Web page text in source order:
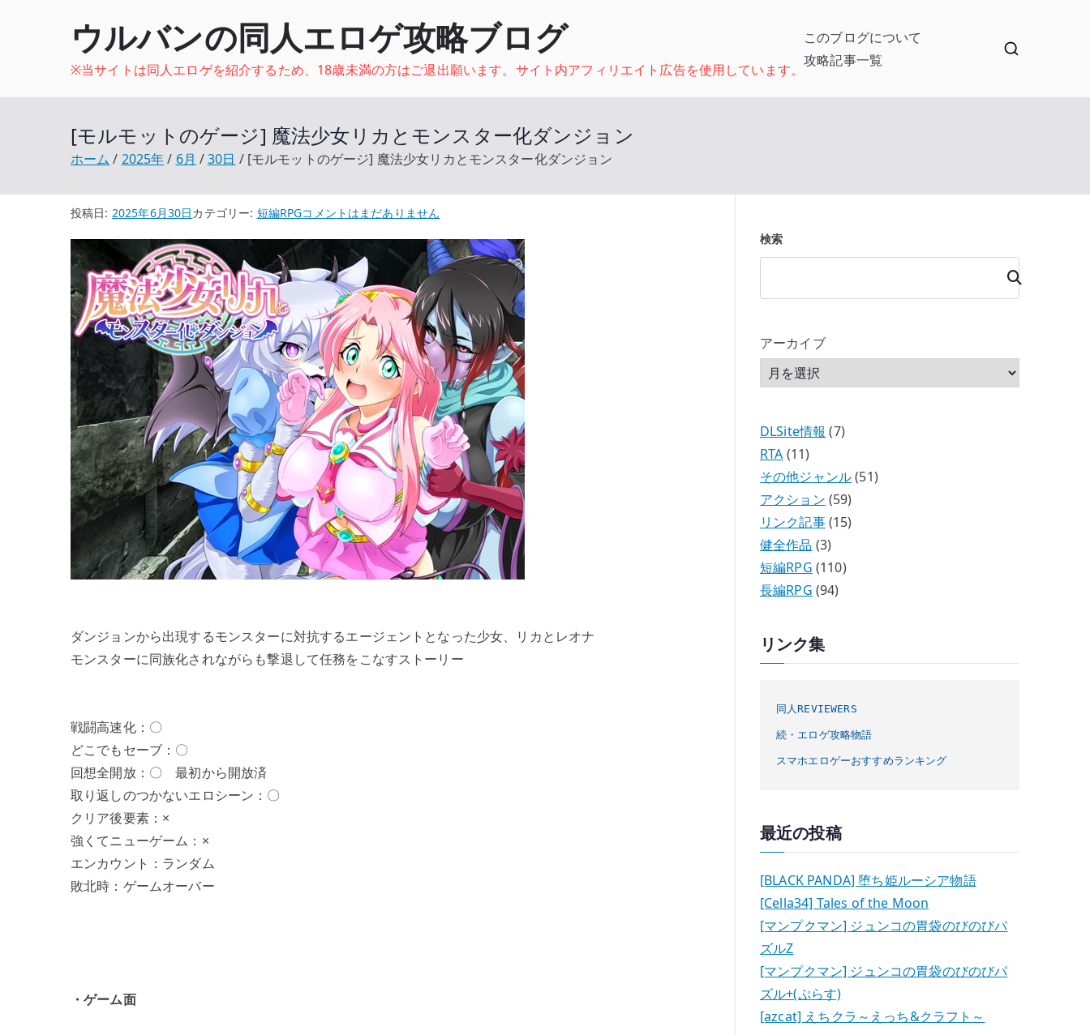
ウルバンの同人エロゲ攻略ブログ
※当サイトは同人エロゲを紹介するため、18歳未満の方はご退出願います。サイト内アフィリエイト広告を使用しています。
このブログについて
攻略記事一覧
[モルモットのゲージ] 魔法少女リカとモンスター化ダンジョン
ホーム 2025年 6月 30日 [モルモットのゲージ] 魔法少女リカとモンスター化ダンジョン
投稿日: 2025年6月30日カテゴリー: 短編RPG[モ
ッ
の
ゲ
ー
ジ]
魔
法
少
リ
カ
と
モ
ン
ス
化
ダ
コメントはまだありません
ダンジョンから出現するモンスターに対抗するエージェントとなった少女、リカとレオナ
モンスターに同族化されながらも撃退して任務をこなすストーリー
戦闘高速化：〇
どこでもセーブ：〇
回想全開放：〇 最初から開放済
取り返しのつかないエロシーン：〇
クリア後要素：×
強くてニューゲーム：×
エンカウント：ランダム
敗北時：ゲームオーバー
・ゲーム面
検索
検
索
アーカイブ
DLSite情報 (7)
RTA (11)
その他ジャンル(51)
アクション (59)
リンク記事(15)
健全作品 (3)
短編RPG (110)
長編RPG (94)
リンク集
同人REVIEWERS
続・エロゲ攻略物語
スマホエロゲーおすすめランキング
最近の投稿
[BLACK PANDA] 堕ち姫ルーシア物語
[Cella34] Tales of the Moon
[マンプクマン] ジュンコの胃袋のびのびパ
ズルZ
[マンプクマン] ジュンコの胃袋のびのびパ
ズル+(ぷらす)
[azcat] えちクラ～えっち&クラフト～